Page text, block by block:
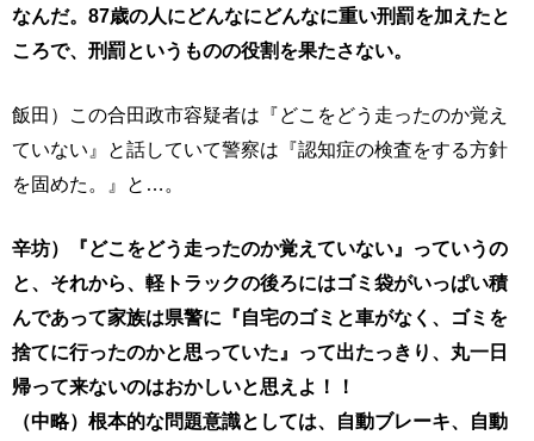
なんだ。87歳の人にどんなにどんなに重い刑罰を加えたと
ころで、刑罰というものの役割を果たさない。
飯田）この合田政市容疑者は『どこをどう走ったのか覚え
ていない』と話していて警察は『認知症の検査をする方針
を固めた。』と…。
辛坊）『どこをどう走ったのか覚えていない』っていうの
と、それから、軽トラックの後ろにはゴミ袋がいっぱい積
んであって家族は県警に『自宅のゴミと車がなく、ゴミを
捨てに行ったのかと思っていた』って出たっきり、丸一日
帰って来ないのはおかしいと思えよ！！
（中略）根本的な問題意識としては、自動ブレーキ、自動